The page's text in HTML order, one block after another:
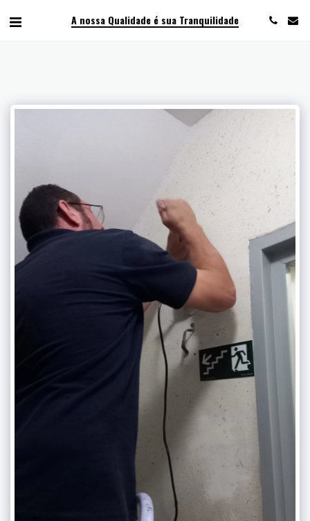
A nossa Qualidade é sua Tranquilidade